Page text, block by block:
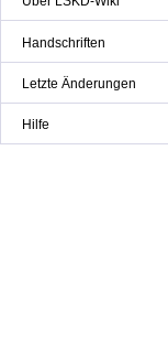
Handschriften
Letzte Änderungen
Hilfe